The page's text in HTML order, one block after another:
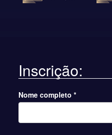
Inscrição:
Nome completo *